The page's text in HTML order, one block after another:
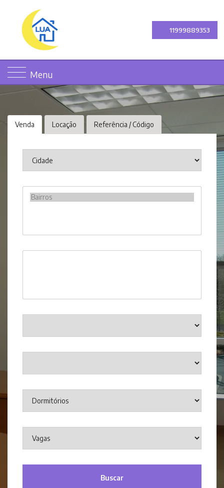
11999889353
Menu
Venda Locação Referência / Código
Buscar